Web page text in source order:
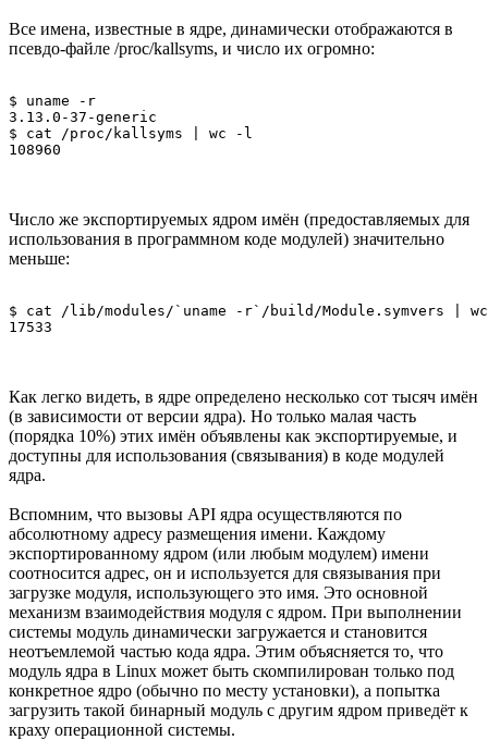
Все имена, известные в ядре, динамически отображаются в
псевдо-файле /proc/kallsyms, и число их огромно:
$ uname -r
3.13.0-37-generic
$ cat /proc/kallsyms | wc -l
Число же экспортируемых ядром имён (предоставляемых для
использования в программном коде модулей) значительно
меньше:
$ cat /lib/modules/`uname -r`/build/Module.symvers |
Как легко видеть, в ядре определено несколько сот тысяч имён
(в зависимости от версии ядра). Но только малая часть
(порядка 10%) этих имён объявлены как экспортируемые, и
доступны для использования (связывания) в коде модулей
ядра.
Вспомним, что вызовы API ядра осуществляются по
абсолютному адресу размещения имени. Каждому
экспортированному ядром (или любым модулем) имени
соотносится адрес, он и используется для связывания при
загрузке модуля, использующего это имя. Это основной
механизм взаимодействия модуля с ядром. При выполнении
системы модуль динамически загружается и становится
неотъемлемой частью кода ядра. Этим объясняется то, что
модуль ядра в Linux может быть скомпилирован только под
конкретное ядро (обычно по месту установки), а попытка
загрузить такой бинарный модуль с другим ядром приведёт к
краху операционной системы.